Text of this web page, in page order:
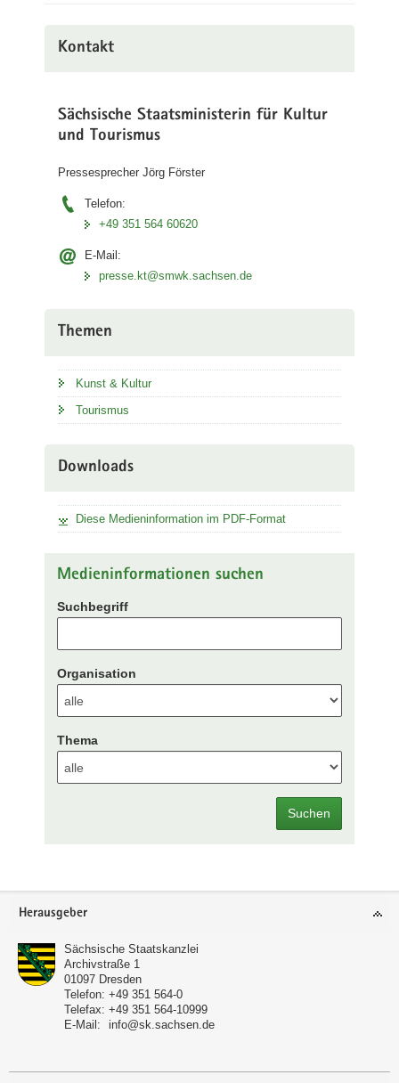
Kontakt
Sächsische Staatsministerin für Kultur
und Tourismus
Pressesprecher Jörg Förster
Telefon:
+49 351 564 60620
E-Mail:
presse.kt@smwk.sachsen.de
Themen
Kunst & Kultur
Tourismus
Downloads
Diese Medieninformation im PDF-Format
Medieninformationen suchen
Suchbegriff
Organisation
Thema
Suchen
Footer-
Herausgeber
Sächsische Staatskanzlei
Archivstraße 1
01097 Dresden
Telefon: +49 351 564-0
Telefax: +49 351 564-10999
E-Mail:
info@sk.sachsen.de